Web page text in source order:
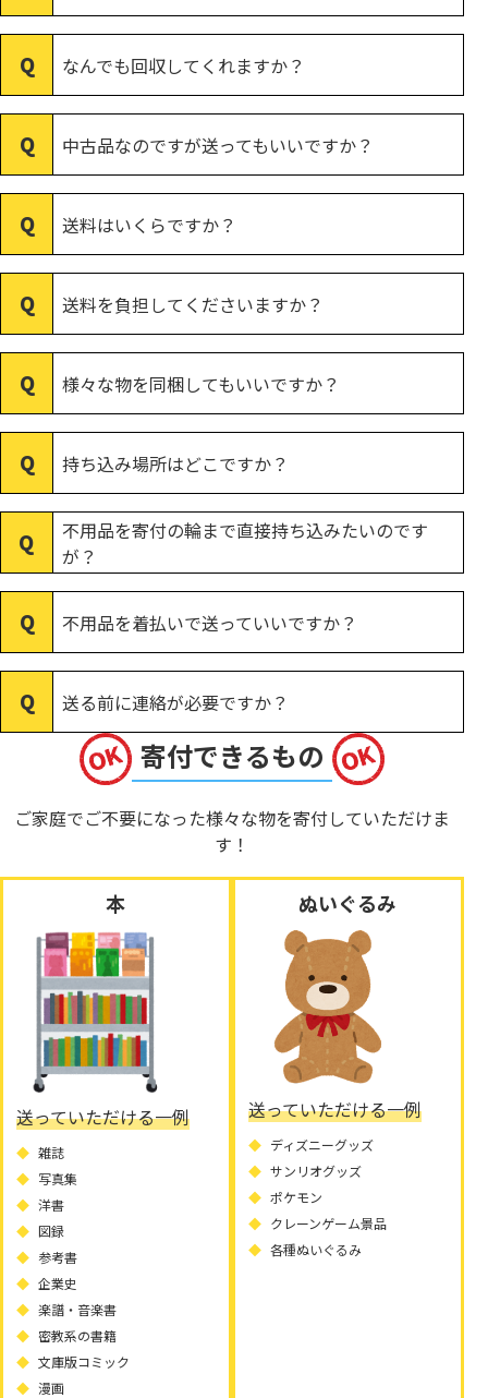
なんでも回収してくれますか？
中古品なのですが送ってもいいですか？
送料はいくらですか？
送料を負担してくださいますか？
様々な物を同梱してもいいですか？
持ち込み場所はどこですか？
不用品を寄付の輪まで直接持ち込みたいのです
が？
不用品を着払いで送っていいですか？
送る前に連絡が必要ですか？
寄付できるもの
ご家庭でご不要になった様々な物を寄付していただけま
す！
本
送っていただける一例
雑誌
写真集
洋書
図録
参考書
企業史
楽譜・音楽書
密教系の書籍
文庫版コミック
漫画
ぬいぐるみ
送っていただける一例
ディズニーグッズ
サンリオグッズ
ポケモン
クレーンゲーム景品
各種ぬいぐるみ